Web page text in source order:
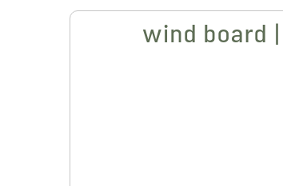
بادگیر شعله نیچرهایک | wind board